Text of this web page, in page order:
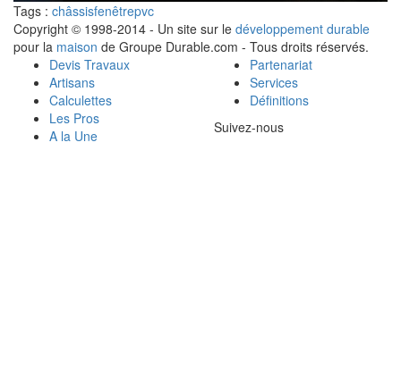
Tags : châssisfenêtrepvc
Copyright © 1998-2014 - Un site sur le développement durable
pour la maison de Groupe Durable.com - Tous droits réservés.
Devis Travaux
Artisans
Calculettes
Les Pros
A la Une
Partenariat
Services
Définitions
Suivez-nous